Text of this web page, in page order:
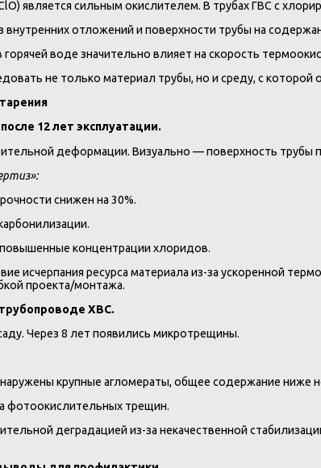
является сильным окислителем. В трубах ГВС с
внутренних отложений и поверхности трубы на
воде значительно влияет на скорость
не только материал трубы, но и среду, с которой
12 лет эксплуатации.
деформации. Визуально — поверхность трубы
снижен на 30%.
концентрации хлоридов.
исчерпания ресурса материала из-за ускоренной
проекта/монтажа.
ХВС.
Через 8 лет появились микротрещины.
крупные агломераты, общее содержание ниже
фотоокислительных трещин.
деградацией из-за некачественной